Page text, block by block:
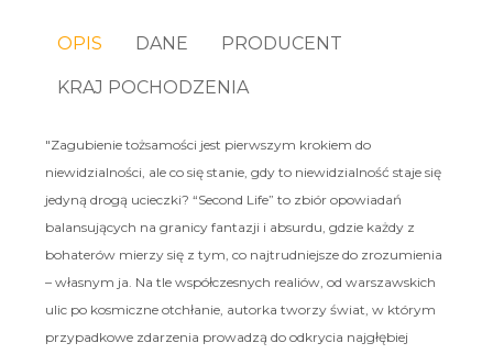
OPIS DANE PRODUCENT
KRAJ POCHODZENIA
"Zagubienie tożsamości jest pierwszym krokiem do
niewidzialności, ale co się stanie, gdy to niewidzialność staje się
jedyną drogą ucieczki? “Second Life” to zbiór opowiadań
balansujących na granicy fantazji i absurdu, gdzie każdy z
bohaterów mierzy się z tym, co najtrudniejsze do zrozumienia
– własnym ja. Na tle współczesnych realiów, od warszawskich
ulic po kosmiczne otchłanie, autorka tworzy świat, w którym
przypadkowe zdarzenia prowadzą do odkrycia najgłębiej